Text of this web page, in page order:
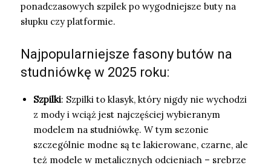
ponadczasowych szpilek po wygodniejsze buty na
słupku czy platformie.
Najpopularniejsze fasony butów na
studniówkę w 2025 roku:
Szpilki: Szpilki to klasyk, który nigdy nie wychodzi
z mody i wciąż jest najczęściej wybieranym
modelem na studniówkę. W tym sezonie
szczególnie modne są te lakierowane, czarne, ale
też modele w metalicznych odcieniach – srebrze